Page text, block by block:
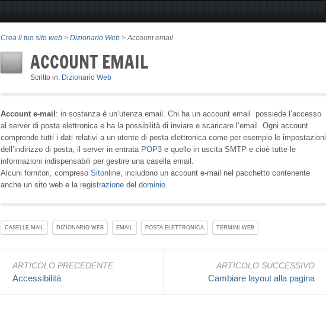
Crea il tuo sito web > Dizionario Web > Account email
ACCOUNT EMAIL
Scritto in: Dizionario Web
Account e-mail : in sostanza è un’utenza email. Chi ha un account email possiede l’accesso
al server di posta elettronica e ha la possibilità di inviare e scaricare l’email. Ogni account
comprende tutti i dati relativi a un utente di posta elettronica come per esempio le impostazioni
dell’indirizzo di posta, il server in entrata POP3 e quello in uscita SMTP e cioè tutte le
informazioni indispensabili per gestire una casella email.
Alcuni fornitori, compreso Sitonline, includono un account e-mail nel pacchetto contenente
anche un sito web e la registrazione del dominio.
CASELLE MAIL DIZIONARIO WEB EMAIL POSTA ELETTRONICA TERMINI WEB
ARTICOLO PRECEDENTE
Accessibilità
ARTICOLO SUCCESSIVO
Cambiare layout alla pagina